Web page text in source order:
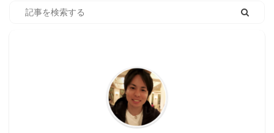
【レビュー】レゴ(LEGO) ヒド
複数ページあるPDFを一括で
PNG/JPEGとして書き出す方
使いこなせるか不安っと
見受けられます。 事実、
私の周りにもブログを始
めたいけれどWordPress
での運営が本当に自分に